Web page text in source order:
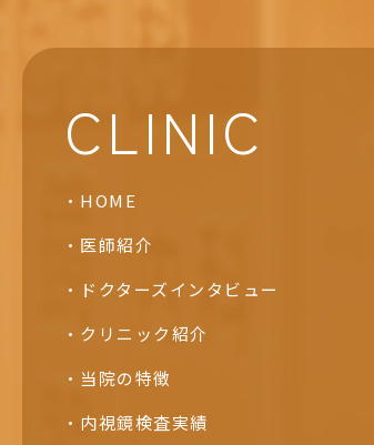
CLINIC
HOME
医師紹介
ドクターズインタビュー
クリニック紹介
当院の特徴
内視鏡検査実績